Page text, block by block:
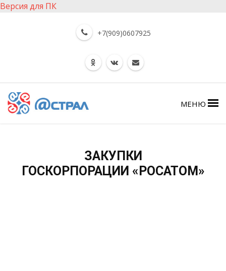
Версия для ПК
+7(909)0607925
МЕНЮ
ЗАКУПКИ
ГОСКОРПОРАЦИИ «РОСАТОМ»